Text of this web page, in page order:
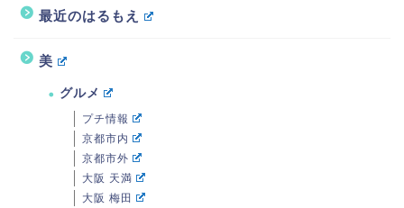
最近のはるもえ
美
グルメ
プチ情報
京都市内
京都市外
大阪 天満
大阪 梅田